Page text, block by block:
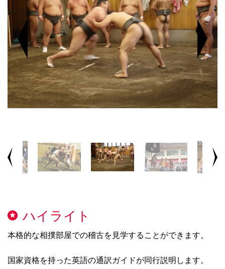
ハイライト
本格的な相撲部屋での稽古を見学することができます。
国家資格を持った英語の通訳ガイドが同行説明します。